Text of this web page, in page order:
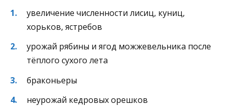
увеличение численности лисиц, куниц,
хорьков, ястребов
урожай рябины и ягод можжевельника после
тёплого сухого лета
браконьеры
неурожай кедровых орешков